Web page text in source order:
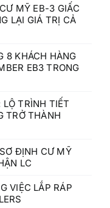
MỸ EB-3 GIẤC
LẠI GIÁ TRỊ CẢ
8 KHÁCH HÀNG
EB3 TRONG
TRÌNH TIẾT
TRỞ THÀNH
ĐỊNH CƯ MỸ
LC
VIỆC LẮP RÁP